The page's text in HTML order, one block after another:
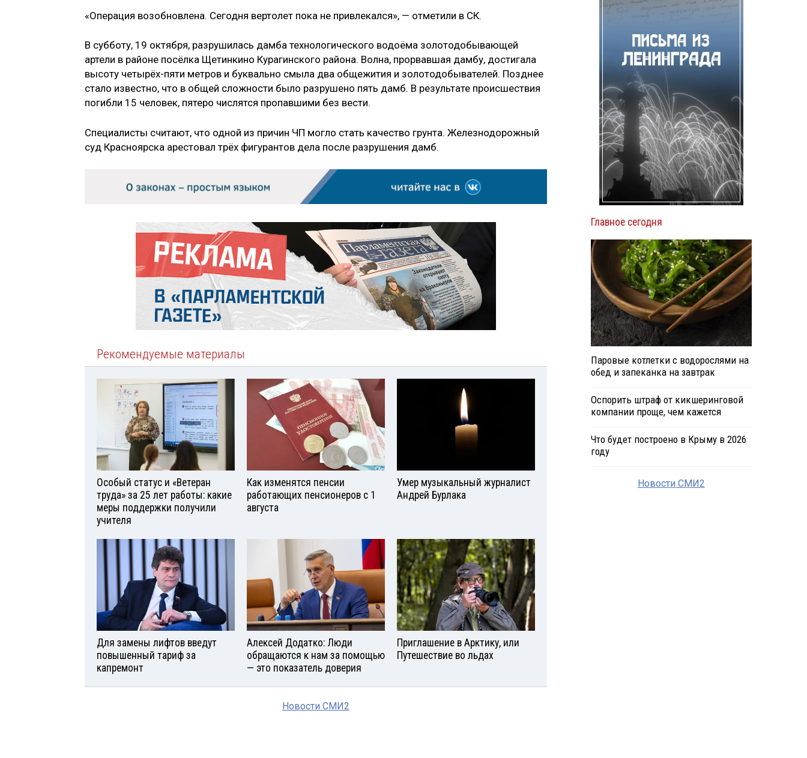
«Операция возобновлена. Сегодня вертолет пока не привлекался», — отметили в СК.
В субботу, 19 октября, разрушилась дамба технологического водоёма золотодобывающей
артели в районе посёлка Щетинкино Курагинского района. Волна, прорвавшая дамбу, достигала
высоту четырёх-пяти метров и буквально смыла два общежития и золотодобывателей. Позднее
стало известно, что в общей сложности было разрушено пять дамб. В результате происшествия
погибли 15 человек, пятеро числятся пропавшими без вести.
Специалисты считают, что одной из причин ЧП могло стать качество грунта. Железнодорожный
суд Красноярска арестовал трёх фигурантов дела после разрушения дамб.
Рекомендуемые материалы
Особый статус и «Ветеран
труда» за 25 лет работы: какие
меры поддержки получили
учителя
Как изменятся пенсии
работающих пенсионеров с 1
августа
Умер музыкальный журналист
Андрей Бурлака
Для замены лифтов введут
повышенный тариф за
капремонт
Алексей Додатко: Люди
обращаются к нам за помощью
— это показатель доверия
Приглашение в Арктику, или
Путешествие во льдах
Новости СМИ2
Главное сегодня
Паровые котлетки с водорослями на
обед и запеканка на завтрак
Оспорить штраф от кикшеринговой
компании проще, чем кажется
Что будет построено в Крыму в 2026
году
Новости СМИ2